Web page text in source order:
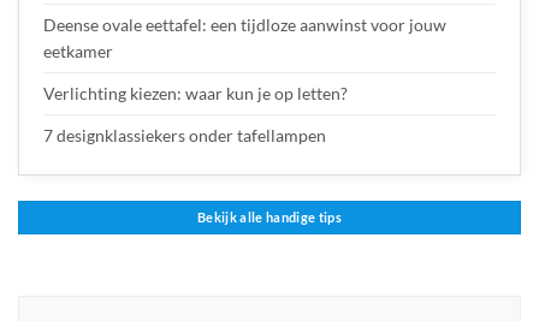
Deense ovale eettafel: een tijdloze aanwinst voor jouw
eetkamer
Verlichting kiezen: waar kun je op letten?
7 designklassiekers onder tafellampen
Bekijk alle handige tips